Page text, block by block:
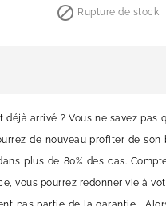
de
 Rupture de stock
arrivé ? Vous ne savez
de nouveau profiter de
plus de 80% des cas.
vous pourrez redonner vie à